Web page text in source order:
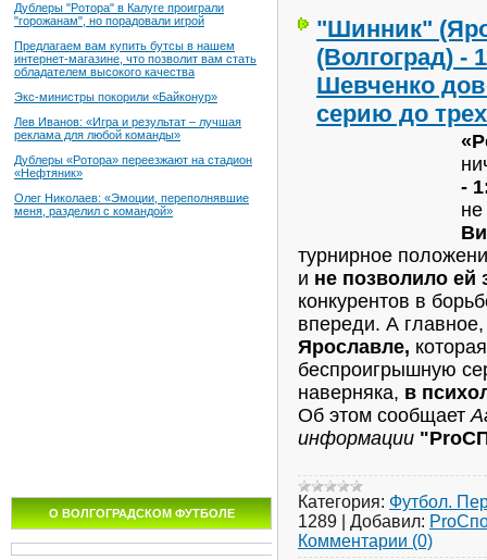
Дублеры "Ротора" в Калуге проиграли
"горожанам", но порадовали игрой
Предлагаем вам купить бутсы в нашем
интернет-магазине, что позволит вам стать
обладателем высокого качества
Экс-министры покорили «Байконур»
Лев Иванов: «Игра и результат – лучшая
реклама для любой команды»
Дублеры «Ротора» переезжают на стадион
«Нефтяник»
Олег Николаев: «Эмоции, переполнявшие
меня, разделил с командой»
О ВОЛГОГРАДСКОМ ФУТБОЛЕ
"Шинник"
(Волгоград) -
Шевченко
серию до
-
турнирное
и не позволило ей
конкурентов в
впереди. А
Ярославле,
беспроигрышную
наверняка, в
Об этом сообщает
информации
Категория: Футбол.
1289
Добавил:
Комментарии (0)